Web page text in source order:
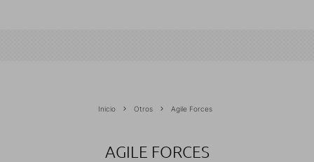
Inicio Otros Agile Forces
AGILE FORCES